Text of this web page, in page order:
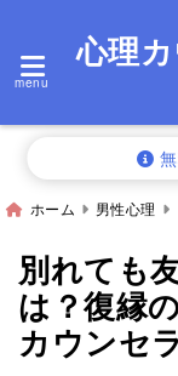
menu
心理
ホーム 男性心理
別れても
は？復縁
カウンセ